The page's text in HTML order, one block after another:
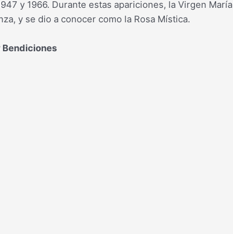
y 1966. Durante estas apariciones, la Virgen María
y se dio a conocer como la Rosa Mística.
Bendiciones